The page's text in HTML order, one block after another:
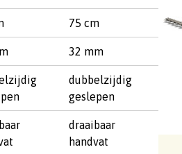
75 cm
32 mm
dubbelzijdig
geslepen
draaibaar
handvat